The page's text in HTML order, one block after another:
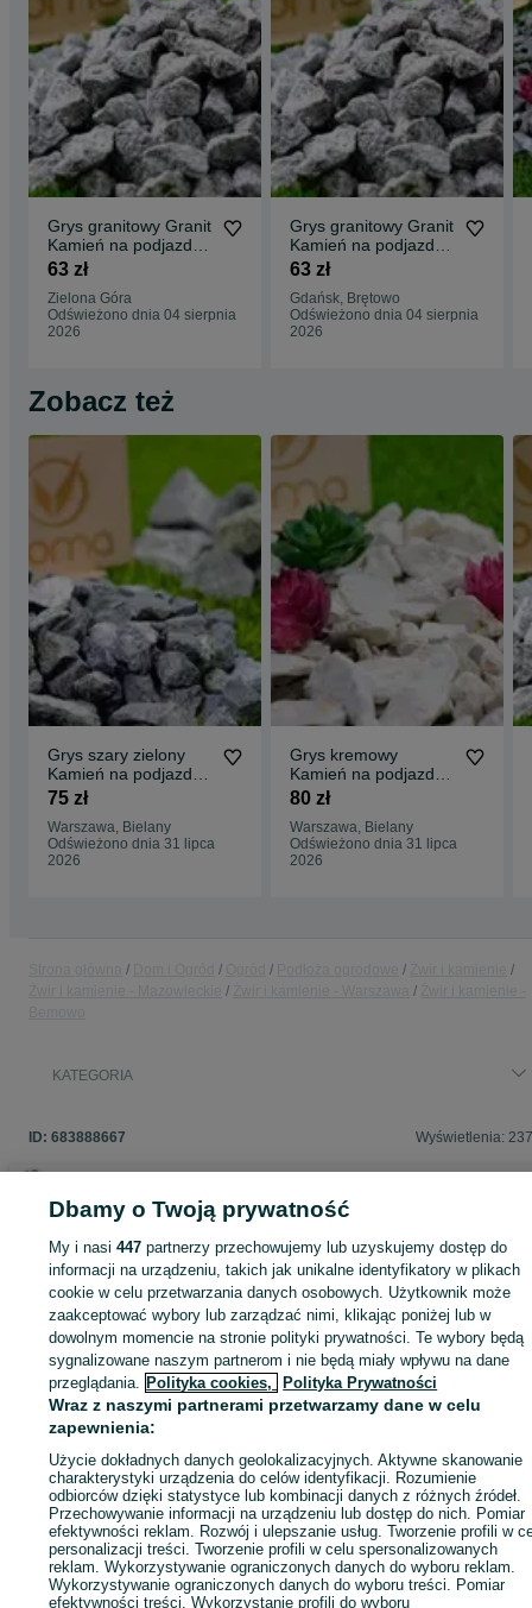
Grys granitowy Granit
Kamień na podjazd
parking ogród
63 zł
Zielona Góra
Odświeżono dnia 04 sierpnia
2026
Grys granitowy Granit
Kamień na podjazd
parking ogród
63 zł
Gdańsk, Brętowo
Odświeżono dnia 04 sierpnia
2026
Zobacz też
Grys szary zielony
Kamień na podjazd
parking ogród
75 zł
Warszawa, Bielany
Odświeżono dnia 31 lipca
2026
Grys kremowy
Kamień na podjazd
parking ogród
80 zł
Warszawa, Bielany
Odświeżono dnia 31 lipca
2026
KATEGORIA
ID: 683888667 Wyświetlenia:
Zaloguj się lub załóż konto na OLX, aby skontaktować się z
sprzedającym
Zaloguj się / Załóż konto
Zadzwoń / SMS Wyślij wiadomość
Dbamy o Twoją prywatność
My i nasi447 partnerzy przechowujemy lub uzyskujemy dostęp do
informacji na urządzeniu, takich jak unikalne identyfikatory w plikach
cookie w celu przetwarzania danych osobowych. Użytkownik może
zaakceptować wybory lub zarządzać nimi, klikając poniżej lub w
dowolnym momencie na stronie polityki prywatności. Te wybory będą
sygnalizowane naszym partnerom i nie będą miały wpływu na dane
przeglądania. Polityka cookies, Polityka Prywatności
Wraz z naszymi partnerami przetwarzamy dane w celu
zapewnienia:
Użycie dokładnych danych geolokalizacyjnych. Aktywne skanowanie
charakterystyki urządzenia do celów identyfikacji. Rozumienie
odbiorców dzięki statystyce lub kombinacji danych z różnych źródeł.
Przechowywanie informacji na urządzeniu lub dostęp do nich. Pomiar
efektywności reklam. Rozwój i ulepszanie usług. Tworzenie profili w
personalizacji treści. Tworzenie profili w celu spersonalizowanych
reklam. Wykorzystywanie ograniczonych danych do wyboru reklam.
Wykorzystywanie ograniczonych danych do wyboru treści. Pomiar
efektywności treści. Wykorzystanie profili do wyboru